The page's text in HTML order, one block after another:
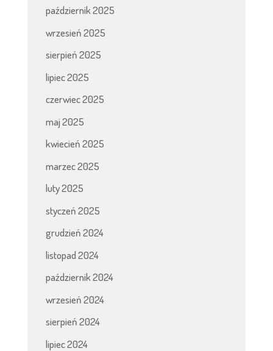
październik 2025
wrzesień 2025
sierpień 2025
lipiec 2025
czerwiec 2025
maj 2025
kwiecień 2025
marzec 2025
luty 2025
styczeń 2025
grudzień 2024
listopad 2024
październik 2024
wrzesień 2024
sierpień 2024
lipiec 2024